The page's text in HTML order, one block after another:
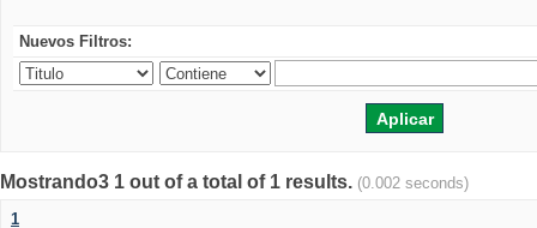
Nuevos Filtros:
Mostrando3 1 out of a total of 1 results. (0.002 seconds)
1